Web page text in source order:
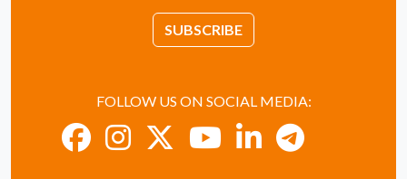
SUBSCRIBE
FOLLOW US ON SOCIAL MEDIA: